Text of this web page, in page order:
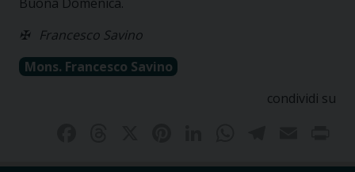
✠Francesco Savino
Mons. Francesco Savino
condividi su